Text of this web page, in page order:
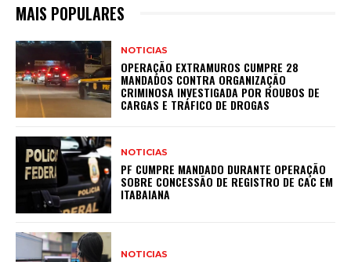
MAIS POPULARES
NOTICIAS
OPERAÇÃO EXTRAMUROS CUMPRE 28
MANDADOS CONTRA ORGANIZAÇÃO
CRIMINOSA INVESTIGADA POR ROUBOS DE
CARGAS E TRÁFICO DE DROGAS
NOTICIAS
PF CUMPRE MANDADO DURANTE OPERAÇÃO
SOBRE CONCESSÃO DE REGISTRO DE CAC EM
ITABAIANA
NOTICIAS